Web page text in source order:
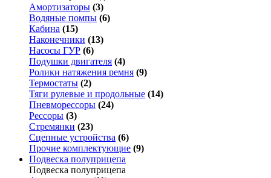
Амортизаторы (3)
Водяные помпы (6)
Кабина (15)
Наконечники (13)
Насосы ГУР (6)
Подушки двигателя (4)
Ролики натяжения ремня (9)
Термостаты (2)
Тяги рулевые и продольные (14)
Пневморессоры (24)
Рессоры (3)
Стремянки (23)
Сцепные устройства (6)
Прочие комплектующие (9)
Подвеска полуприцепа
Подвеска полуприцепа